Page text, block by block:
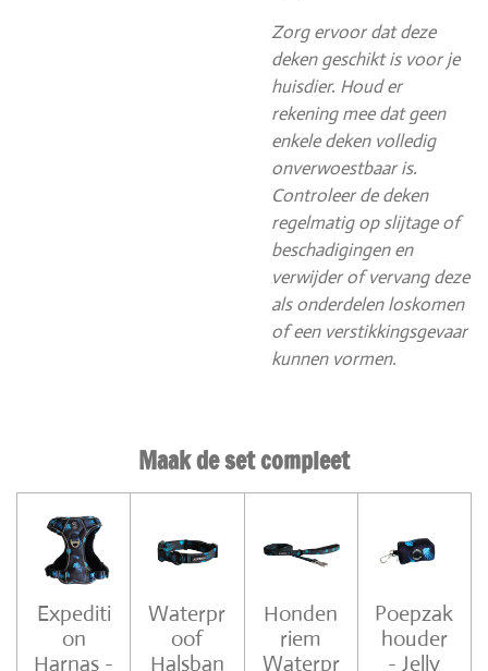
Zorg ervoor dat deze
deken geschikt is voor je
huisdier. Houd er
rekening mee dat geen
enkele deken volledig
onverwoestbaar is.
Controleer de deken
regelmatig op slijtage of
beschadigingen en
verwijder of vervang deze
als onderdelen loskomen
of een verstikkingsgevaar
kunnen vormen.
Maak de set compleet
Expediti
on
Harnas -
Waterpr
oof
Halsban
Honden
riem
Waterpr
Poepzak
houder
- Jelly